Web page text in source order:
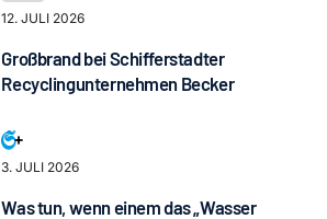
12. JULI 2026
Großbrand bei Schifferstadter
Recyclingunternehmen Becker
3. JULI 2026
Was tun, wenn einem das „Wasser